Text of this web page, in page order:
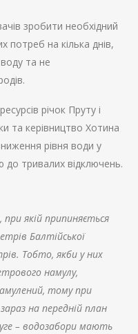
зробити необхідний
потреб на кілька днів,
та не
річок Пруту і
та керівництво Хотина
рівня води у
до тривалих відключень.
якій припиняється
Балтійської
Тобто, якби у них
намулу,
тому при
на передній план
– водозабори мають